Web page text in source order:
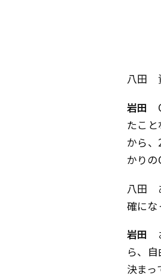
八田
岩田
たこ
から
かりの
八田
確にな
岩田
ら、
決ま